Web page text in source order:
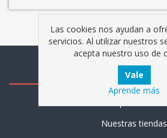
Información
Nuestras tiendas
Las cookies nos ayudan a
servicios. Al utilizar nuestros
acepta nuestro uso de
Aprende más